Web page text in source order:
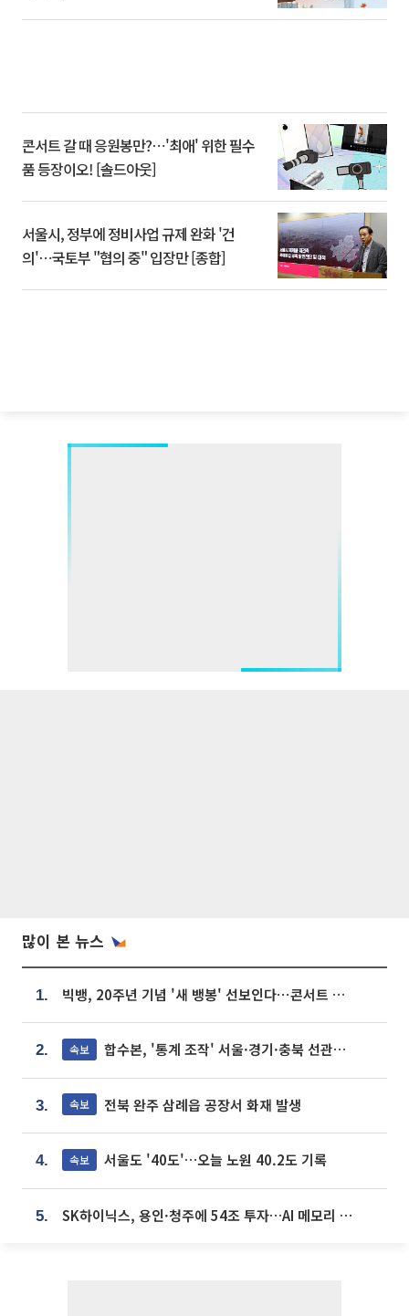
콘서트 갈 때 응원봉만?⋯'최애' 위한 필수
품 등장이오! [솔드아웃]
서울시, 정부에 정비사업 규제 완화 '건
의'⋯국토부 "협의 중" 입장만 [종합]
많이 본 뉴스
1. 빅뱅, 20주년 기념 '새 뱅봉' 선보인다⋯콘서트 앞두고 팝업 개최
2. 속보 합수본, '통계 조작' 서울·경기·충북 선관위 등 추가 압수수색
3. 속보 전북 완주 삼례읍 공장서 화재 발생
4. 속보 서울도 '40도'…오늘 노원 40.2도 기록
5. SK하이닉스, 용인·청주에 54조 투자…AI 메모리 생산기지 키운다